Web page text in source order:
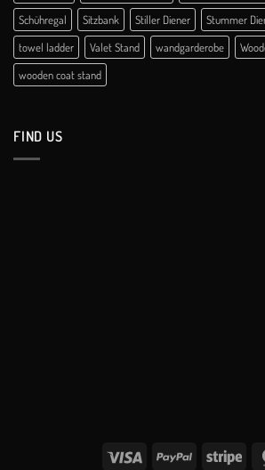
Schühregal
Sitzbank Stiller Diener Stummer
towel ladder
Valet Stand wandgarderobe
wooden coat stand
FIND US
Visa PayPal